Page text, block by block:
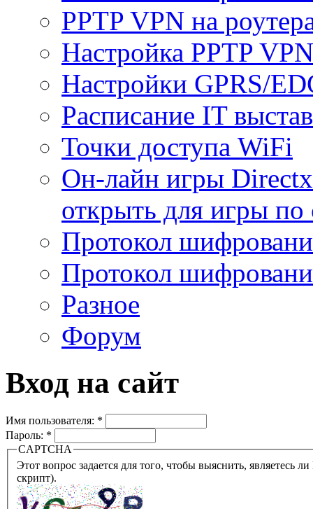
PPTP VPN на
Настройка PPTP
Настройки GPRS/
Расписание IT
Точки доступа WiFi
Он-лайн игры
открыть для игры по
Протокол
Протокол
Разное
Форум
Вход на сайт
Имя пользователя: *
Пароль: *
CAPTCHA
Этот вопрос задается для того, чтобы выяснить, являетесь ли Вы человеком или представляете из себя робота
скрипт).